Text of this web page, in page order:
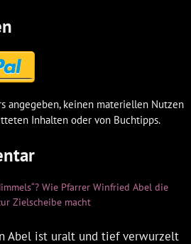
angegeben, keinen materiellen Nutzen
Inhalten oder von Buchtipps.
Wie Pfarrer Winfried Abel die
Zielscheibe macht
Abel ist uralt und tief verwurzelt